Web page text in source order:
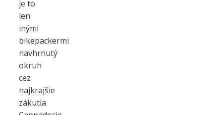
je to
len
inými
bikepackermi
navhrnutý
okruh
cez
najkrajšie
zákutia